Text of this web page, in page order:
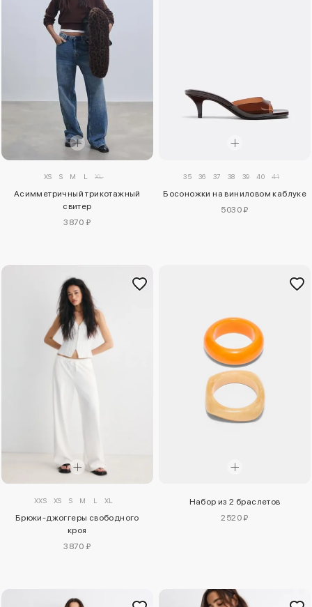
XS S M L XL
Асимметричный трикотажный
свитер
3870 ₽
35 36 37 38 39 40 41
Босоножки на виниловом каблуке
5030 ₽
XXS XS S M L XL
Брюки-джоггеры свободного
кроя
3870 ₽
Набор из 2 браслетов
2520 ₽